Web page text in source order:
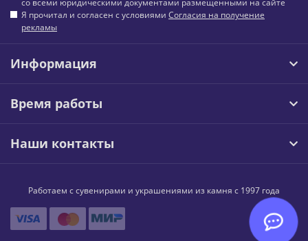
со всеми юридическими документами размещенными на сайте
Я прочитал и согласен с условиями Согласия на получение
рекламы
Информация
Время работы
Наши контакты
Работаем с сувенирами и украшениями из камня с 1997 года